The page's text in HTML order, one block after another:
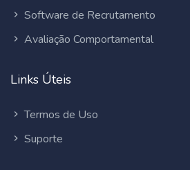
Software de Recrutamento
Avaliação Comportamental
Links Úteis
Termos de Uso
Suporte